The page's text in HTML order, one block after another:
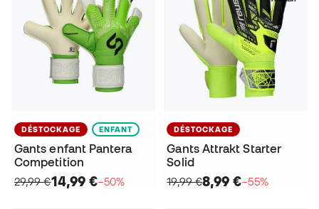
DÉSTOCKAGE ENFANT
Gants enfant Pantera
Competition
29,99 €14,99 €−50%
DÉSTOCKAGE
Gants Attrakt Starter
Solid
19,99 €8,99 €−55%